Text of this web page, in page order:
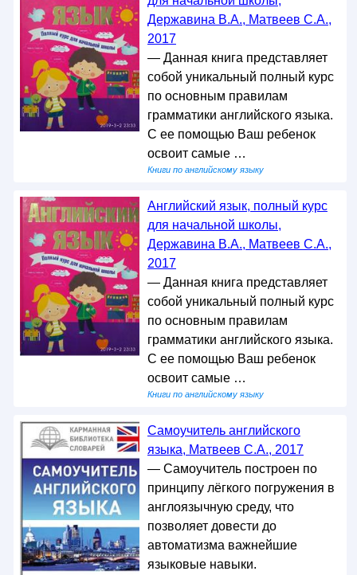
Державина В.А., Матвеев С.А.,
2017
— Данная книга представляет
собой уникальный полный курс
по основным правилам
грамматики английского языка.
С ее помощью Ваш ребенок
освоит самые …
Книги по английскому языку
Английский язык, полный курс
для начальной школы,
Державина В.А., Матвеев С.А.,
2017
— Данная книга представляет
собой уникальный полный курс
по основным правилам
грамматики английского языка.
С ее помощью Ваш ребенок
освоит самые …
Книги по английскому языку
Самоучитель английского
языка, Матвеев С.А., 2017
— Самоучитель построен по
принципу лёгкого погружения в
англоязычную среду, что
позволяет довести до
автоматизма важнейшие
языковые навыки.